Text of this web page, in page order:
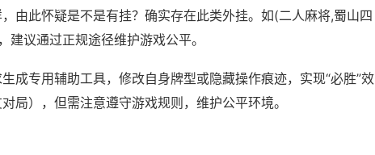
由此怀疑是不是有挂？确实存在此类外挂。如(二人麻将,蜀山四
议通过正规途径维护游戏公平。
成专用辅助工具，修改自身牌型或隐藏操作痕迹，实现“必胜”效
局），但需注意遵守游戏规则，维护公平环境。